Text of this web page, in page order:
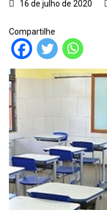
16 de julho de 2020
Compartilhe